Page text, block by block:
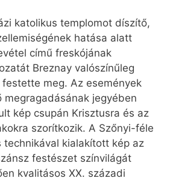
katolikus templomot díszítő,
hatása alatt
című freskójának
Breznay valószínűleg
meg. Az események
megragadásának jegyében
kép csupán Krisztusra és az
szorítkozik. A Szőnyi-féle
technikával kialakított kép az
festészet színvilágát
kvalitásos XX. századi